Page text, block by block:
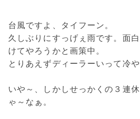
台風ですよ、タイフーン。
久しぶりにすっげぇ雨です。面
けてやろうかと画策中。
とりあえずディーラーいって冷
いや～、しかしせっかくの３連
ゃ～なぁ。